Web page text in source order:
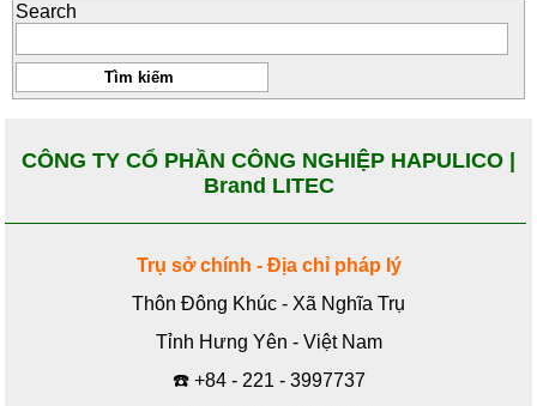
Search
CÔNG TY CỔ PHẦN CÔNG NGHIỆP HAPULICO |
Brand LITEC
Trụ sở chính - Địa chỉ pháp lý
Thôn Đông Khúc - Xã Nghĩa Trụ
Tỉnh Hưng Yên - Việt Nam
☎️ +84 - 221 - 3997737